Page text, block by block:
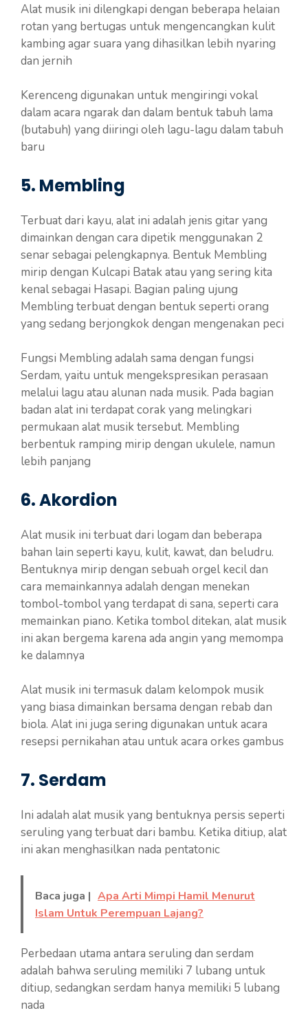
Alat musik ini dilengkapi dengan beberapa helaian
rotan yang bertugas untuk mengencangkan kulit
kambing agar suara yang dihasilkan lebih nyaring
dan jernih
Kerenceng digunakan untuk mengiringi vokal
dalam acara ngarak dan dalam bentuk tabuh lama
(butabuh) yang diiringi oleh lagu-lagu dalam tabuh
baru
5. Membling
Terbuat dari kayu, alat ini adalah jenis gitar yang
dimainkan dengan cara dipetik menggunakan 2
senar sebagai pelengkapnya. Bentuk Membling
mirip dengan Kulcapi Batak atau yang sering kita
kenal sebagai Hasapi. Bagian paling ujung
Membling terbuat dengan bentuk seperti orang
yang sedang berjongkok dengan mengenakan peci
Fungsi Membling adalah sama dengan fungsi
Serdam, yaitu untuk mengekspresikan perasaan
melalui lagu atau alunan nada musik. Pada bagian
badan alat ini terdapat corak yang melingkari
permukaan alat musik tersebut. Membling
berbentuk ramping mirip dengan ukulele, namun
lebih panjang
6. Akordion
Alat musik ini terbuat dari logam dan beberapa
bahan lain seperti kayu, kulit, kawat, dan beludru.
Bentuknya mirip dengan sebuah orgel kecil dan
cara memainkannya adalah dengan menekan
tombol-tombol yang terdapat di sana, seperti cara
memainkan piano. Ketika tombol ditekan, alat musik
ini akan bergema karena ada angin yang memompa
ke dalamnya
Alat musik ini termasuk dalam kelompok musik
yang biasa dimainkan bersama dengan rebab dan
biola. Alat ini juga sering digunakan untuk acara
resepsi pernikahan atau untuk acara orkes gambus
7. Serdam
Ini adalah alat musik yang bentuknya persis seperti
seruling yang terbuat dari bambu. Ketika ditiup, alat
ini akan menghasilkan nada pentatonic
Baca juga | Apa Arti Mimpi Hamil Menurut
Islam Untuk Perempuan Lajang?
Perbedaan utama antara seruling dan serdam
adalah bahwa seruling memiliki 7 lubang untuk
ditiup, sedangkan serdam hanya memiliki 5 lubang
nada